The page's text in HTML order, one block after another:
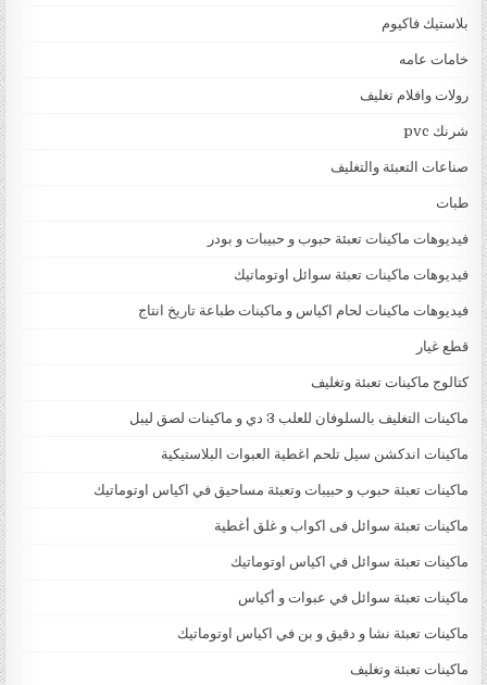
بلاستيك فاكيوم
خامات عامه
رولات وافلام تغليف
شرنك pvc
صناعات التعبئة والتغليف
طبات
فيديوهات ماكينات تعبئة حبوب و حبيبات و بودر
فيديوهات ماكينات تعبئة سوائل اوتوماتيك
فيديوهات ماكينات لحام اكياس و ماكينات طباعة تاريخ انتاج
قطع غيار
كتالوج ماكينات تعبئة وتغليف
ماكينات التغليف بالسلوفان للعلب 3 دي و ماكينات لصق ليبل
ماكينات اندكشن سيل تلحم اغطية العبوات البلاستيكية
ماكينات تعبئة حبوب و حبيبات وتعبئة مساحيق في اكياس اوتوماتيك
ماكينات تعبئة سوائل فى اكواب و غلق أغطية
ماكينات تعبئة سوائل في اكياس اوتوماتيك
ماكينات تعبئة سوائل في عبوات و أكياس
ماكينات تعبئة نشا و دقيق و بن في اكياس اوتوماتيك
ماكينات تعبئة وتغليف